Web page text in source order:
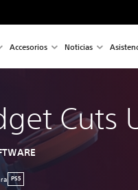
Accesorios Noticias
Cuts
PS5